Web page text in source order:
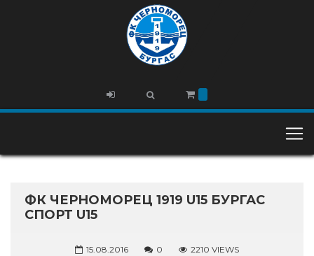
ФК ЧЕРНОМОРЕЦ 1919 U15 БУРГАС
СПОРТ U15
15.08.2016 0 2210 VIEWS